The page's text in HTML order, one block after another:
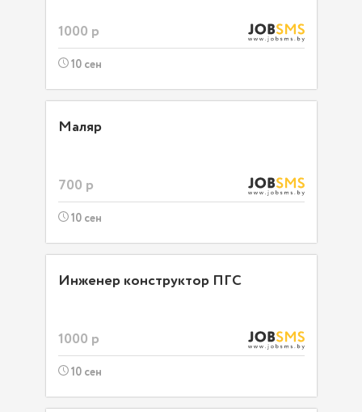
1000 р
10 сен
Маляр
700 р
10 сен
Инженер конструктор ПГС
1000 р
10 сен